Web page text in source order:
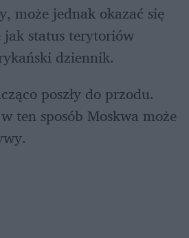
może jednak okazać się
status terytoriów
dziennik.
poszły do przodu.
ten sposób Moskwa może